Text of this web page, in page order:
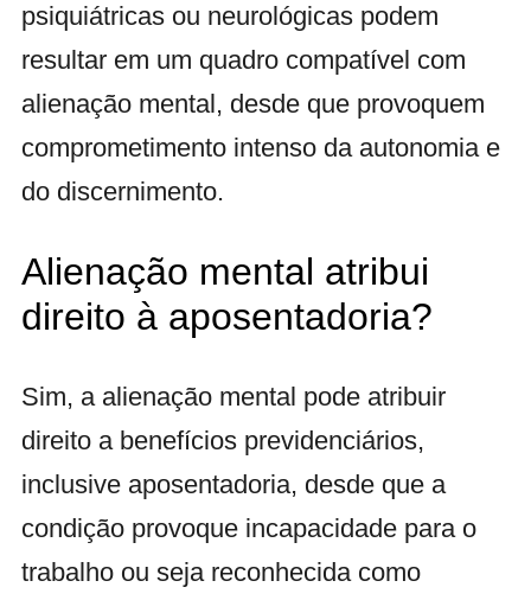
psiquiátricas ou neurológicas podem
resultar em um quadro compatível com
alienação mental, desde que provoquem
comprometimento intenso da autonomia e
do discernimento.
Alienação mental atribui
direito à aposentadoria?
Sim, a alienação mental pode atribuir
direito a benefícios previdenciários,
inclusive aposentadoria, desde que a
condição provoque incapacidade para o
trabalho ou seja reconhecida como